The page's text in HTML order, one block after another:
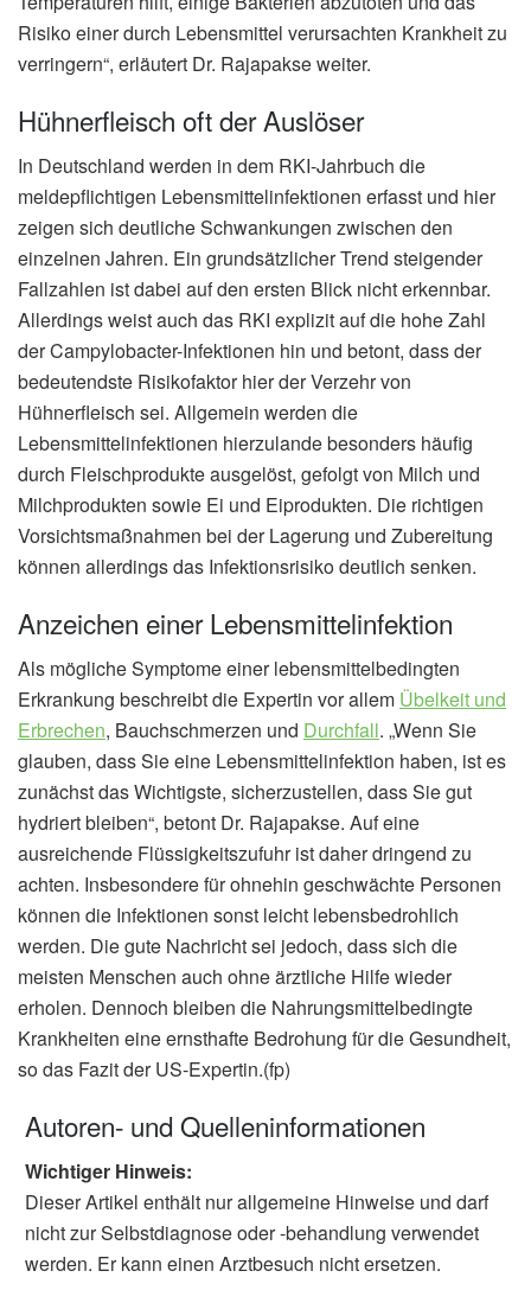
Risiko einer durch Lebensmittel verursachten Krankheit zu
verringern“, erläutert Dr. Rajapakse weiter.
Hühnerfleisch oft der Auslöser
In Deutschland werden in dem RKI-Jahrbuch die
meldepflichtigen Lebensmittelinfektionen erfasst und hier
zeigen sich deutliche Schwankungen zwischen den
einzelnen Jahren. Ein grundsätzlicher Trend steigender
Fallzahlen ist dabei auf den ersten Blick nicht erkennbar.
Allerdings weist auch das RKI explizit auf die hohe Zahl
der Campylobacter-Infektionen hin und betont, dass der
bedeutendste Risikofaktor hier der Verzehr von
Hühnerfleisch sei. Allgemein werden die
Lebensmittelinfektionen hierzulande besonders häufig
durch Fleischprodukte ausgelöst, gefolgt von Milch und
Milchprodukten sowie Ei und Eiprodukten. Die richtigen
Vorsichtsmaßnahmen bei der Lagerung und Zubereitung
können allerdings das Infektionsrisiko deutlich senken.
Anzeichen einer Lebensmittelinfektion
Als mögliche Symptome einer lebensmittelbedingten
Erkrankung beschreibt die Expertin vor allem Übelkeit und
Erbrechen, Bauchschmerzen und Durchfall. „Wenn Sie
glauben, dass Sie eine Lebensmittelinfektion haben, ist es
zunächst das Wichtigste, sicherzustellen, dass Sie gut
hydriert bleiben“, betont Dr. Rajapakse. Auf eine
ausreichende Flüssigkeitszufuhr ist daher dringend zu
achten. Insbesondere für ohnehin geschwächte Personen
können die Infektionen sonst leicht lebensbedrohlich
werden. Die gute Nachricht sei jedoch, dass sich die
meisten Menschen auch ohne ärztliche Hilfe wieder
erholen. Dennoch bleiben die Nahrungsmittelbedingte
Krankheiten eine ernsthafte Bedrohung für die Gesundheit,
so das Fazit der US-Expertin.(fp)
Autoren- und Quelleninformationen
Wichtiger Hinweis:
Dieser Artikel enthält nur allgemeine Hinweise und darf
nicht zur Selbstdiagnose oder -behandlung verwendet
werden. Er kann einen Arztbesuch nicht ersetzen.